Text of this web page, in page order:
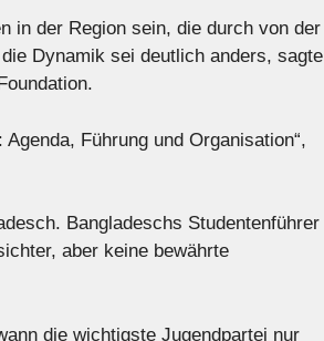
in der Region sein, die durch von der
Dynamik sei deutlich anders, sagte
Führung und Organisation“,
Bangladeschs Studentenführer
aber keine bewährte
die wichtigste Jugendpartei nur